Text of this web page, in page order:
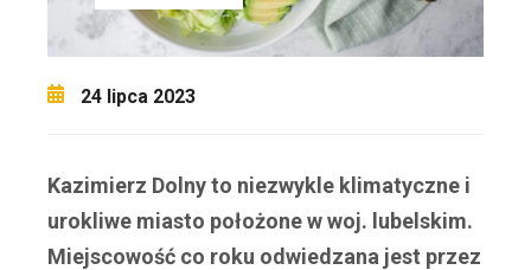
24 lipca 2023
Kazimierz Dolny to niezwykle klimatyczne i
urokliwe miasto położone w woj. lubelskim.
Miejscowość co roku odwiedzana jest przez